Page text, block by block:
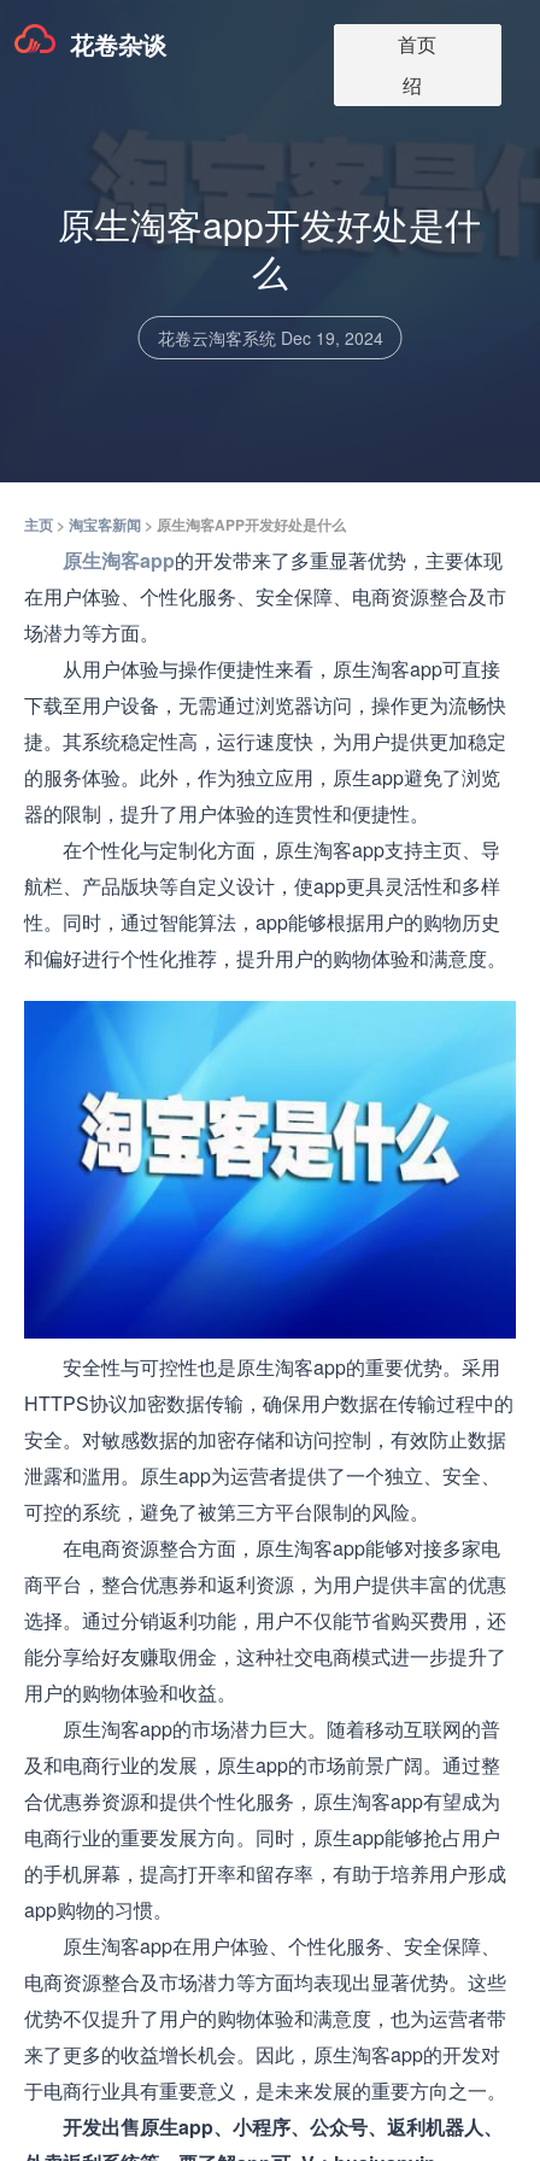
关于我们
淘宝客博客
淘宝客软件更
新
淘宝客app版本
价格
淘宝客app介
绍
首页
花卷杂谈
原生淘客app开发好处是什
么
花卷云淘客系统 Dec 19, 2024
主页 > 淘宝客新闻 > 原生淘客APP开发好处是什么
原生淘客app的开发带来了多重显著优势，主要体现
在用户体验、个性化服务、安全保障、电商资源整合及市
场潜力等方面。
从用户体验与操作便捷性来看，原生淘客app可直接
下载至用户设备，无需通过浏览器访问，操作更为流畅快
捷。其系统稳定性高，运行速度快，为用户提供更加稳定
的服务体验。此外，作为独立应用，原生app避免了浏览
器的限制，提升了用户体验的连贯性和便捷性。
在个性化与定制化方面，原生淘客app支持主页、导
航栏、产品版块等自定义设计，使app更具灵活性和多样
性。同时，通过智能算法，app能够根据用户的购物历史
和偏好进行个性化推荐，提升用户的购物体验和满意度。
安全性与可控性也是原生淘客app的重要优势。采用
HTTPS协议加密数据传输，确保用户数据在传输过程中的
安全。对敏感数据的加密存储和访问控制，有效防止数据
泄露和滥用。原生app为运营者提供了一个独立、安全、
可控的系统，避免了被第三方平台限制的风险。
在电商资源整合方面，原生淘客app能够对接多家电
商平台，整合优惠券和返利资源，为用户提供丰富的优惠
选择。通过分销返利功能，用户不仅能节省购买费用，还
能分享给好友赚取佣金，这种社交电商模式进一步提升了
用户的购物体验和收益。
原生淘客app的市场潜力巨大。随着移动互联网的普
及和电商行业的发展，原生app的市场前景广阔。通过整
合优惠券资源和提供个性化服务，原生淘客app有望成为
电商行业的重要发展方向。同时，原生app能够抢占用户
的手机屏幕，提高打开率和留存率，有助于培养用户形成
app购物的习惯。
原生淘客app在用户体验、个性化服务、安全保障、
电商资源整合及市场潜力等方面均表现出显著优势。这些
优势不仅提升了用户的购物体验和满意度，也为运营者带
来了更多的收益增长机会。因此，原生淘客app的开发对
于电商行业具有重要意义，是未来发展的重要方向之一。
开发出售原生app、小程序、公众号、返利机器人、